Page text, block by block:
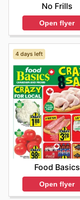
No Frills
Open flyer
4 days left
Food Basics
Open flyer